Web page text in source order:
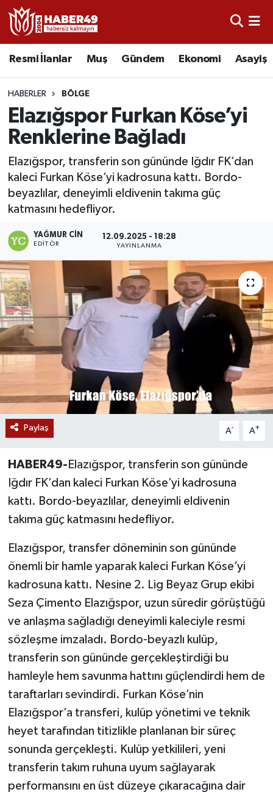
Resmi İlanlar Muş Gündem Ekonomi Asayiş
HABERLER BÖLGE
Elazığspor Furkan Köse’yi
Renklerine Bağladı
Elazığspor, transferin son gününde Iğdır FK’dan
kaleci Furkan Köse’yi kadrosuna kattı. Bordo-
beyazlılar, deneyimli eldivenin takıma güç
katmasını hedefliyor.
YAĞMUR CIN
EDITÖR
12.09.2025 - 18:28
YAYINLANMA
Paylaş A- A+
HABER49- Elazığspor, transferin son gününde
Iğdır FK’dan kaleci Furkan Köse’yi kadrosuna
kattı. Bordo-beyazlılar, deneyimli eldivenin
takıma güç katmasını hedefliyor.
Elazığspor, transfer döneminin son gününde
önemli bir hamle yaparak kaleci Furkan Köse’yi
kadrosuna kattı. Nesine 2. Lig Beyaz Grup ekibi
Seza Çimento Elazığspor, uzun süredir görüştüğü
ve anlaşma sağladığı deneyimli kaleciyle resmi
sözleşme imzaladı. Bordo-beyazlı kulüp,
transferin son gününde gerçekleştirdiği bu
hamleyle hem savunma hattını güçlendirdi hem de
taraftarları sevindirdi. Furkan Köse’nin
Elazığspor’a transferi, kulüp yönetimi ve teknik
heyet tarafından titizlikle planlanan bir süreç
sonunda gerçekleşti. Kulüp yetkilileri, yeni
transferin takım ruhuna uyum sağlayarak
performansını en üst düzeye çıkaracağına dair
Resmi İlanlar
Asayiş
Bölge
Eğitim
Ekonomi
Sağlık
Gündem
Spor
Siyaset
Teknoloji
Kültür Sanat
Hasköy
Bulanık
Malazgirt
Varto
Uşak Nöbetçi Eczaneler
Uşak Hava Durumu
Uşak Namaz Vakitleri
Uşak Trafik Yoğunluk Haritası
TFF 2.Lig Kırmızı Grup Puan Durumu ve Fikstür
Tüm Manşetler
Son Dakika Haberleri
Haber Arşivi